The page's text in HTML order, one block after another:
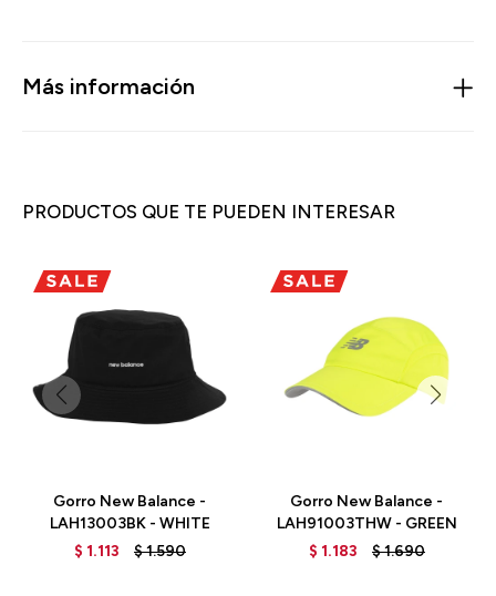
Más información
PRODUCTOS QUE TE PUEDEN INTERESAR
Gorro New Balance -
LAH13003BK - WHITE
$ 1.113 $1.590
Gorro New Balance -
LAH91003THW - GREEN
$ 1.183 $1.690